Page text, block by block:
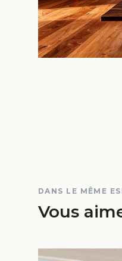
DANS LE MÊME
Vous